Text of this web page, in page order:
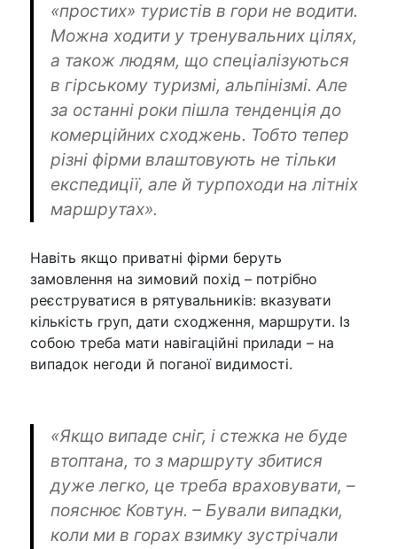
«простих» туристів в гори не водити.
Можна ходити у тренувальних цілях,
а також людям, що спеціалізуються
в гірському туризмі, альпінізмі. Але
за останні роки пішла тенденція до
комерційних сходжень. Тобто тепер
різні фірми влаштовують не тільки
експедиції, але й турпоходи на літніх
маршрутах».
Навіть якщо приватні фірми беруть
замовлення на зимовий похід – потрібно
реєструватися в рятувальників: вказувати
кількість груп, дати сходження, маршрути. Із
собою треба мати навігаційні прилади – на
випадок негоди й поганої видимості.
«Якщо випаде сніг, і стежка не буде
втоптана, то з маршруту збитися
дуже легко, це треба враховувати, –
пояснює Ковтун. – Бували випадки,
коли ми в горах взимку зустрічали